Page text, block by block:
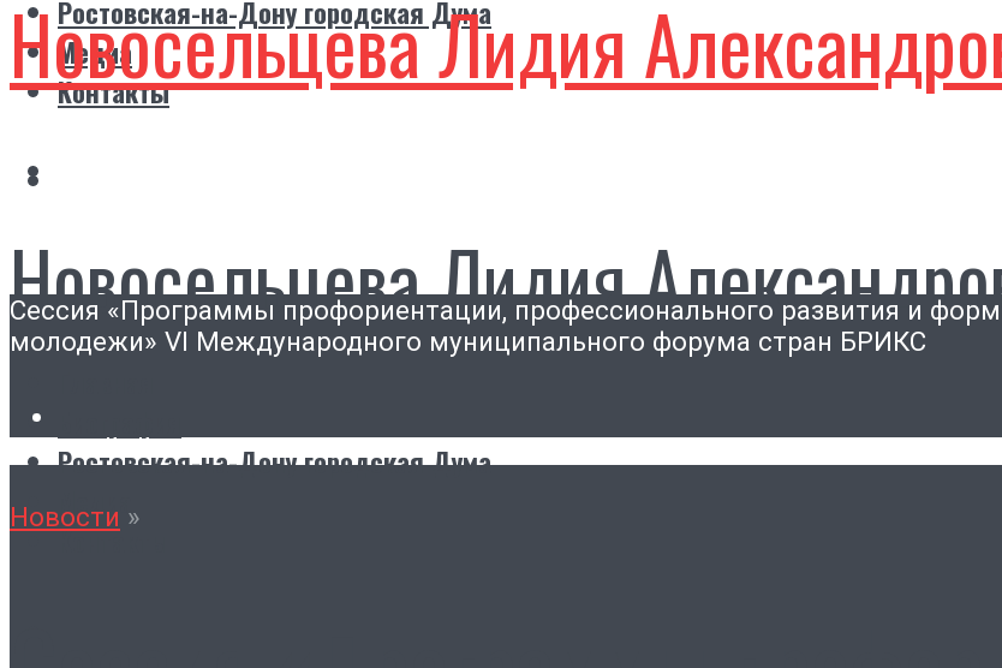
Ростовская-на-Дону городская Дума
Медиа
Контакты
Новосельцева Лидия
Новосельцева Лидия
Ростовская-на-Дону городская Дума
Контакты
Сессия «Программы профориентации, профессионального развития и
молодежи» VI Международного муниципального форума стран БРИКС
Новости »